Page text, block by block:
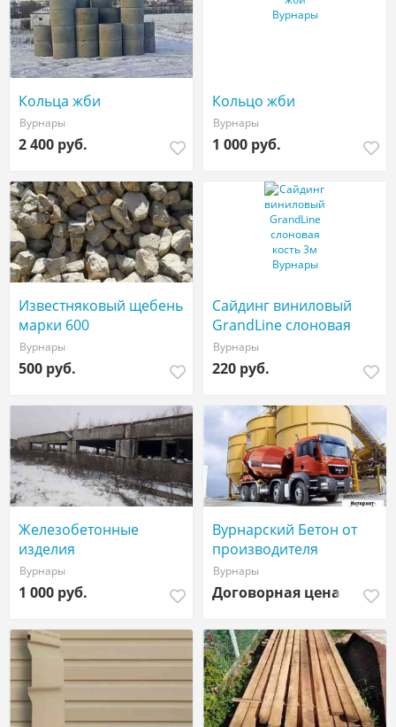
Кольца жби
Вурнары
2 400 руб.
Кольцо жби
Вурнары
1 000 руб.
Известняковый щебень
марки 600
Вурнары
500 руб.
Сайдинг виниловый
GrandLine слоновая
кость 3м
Вурнары
220 руб.
Железобетонные
изделия
Вурнары
1 000 руб.
Вурнарский Бетон от
производителя
Вурнары
Договорная цена